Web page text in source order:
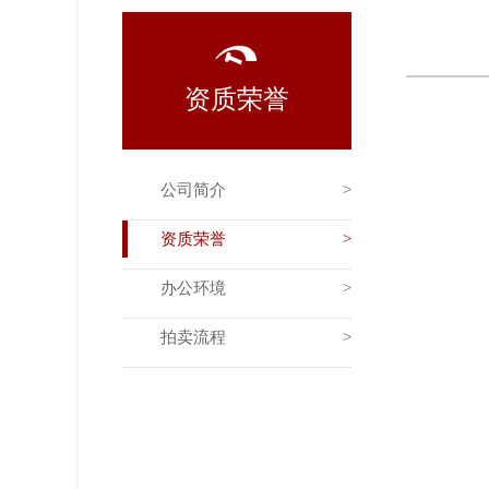
资质荣誉
公司简介
资质荣誉
办公环境
拍卖流程